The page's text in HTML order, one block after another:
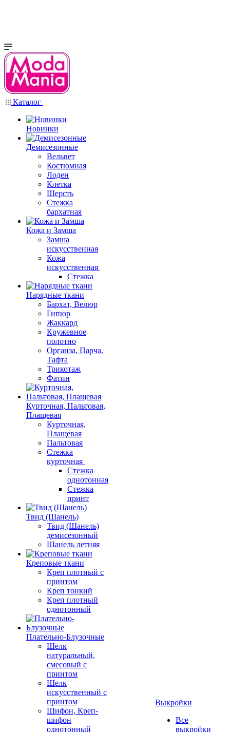
Каталог
Новинки
Демисезонные
Вельвет
Костюмная
Лоден
Клетка
Шерсть
Стежка
бархатная
Кожа и Замша
Замша
искусственная
Кожа
искусственная
Стежка
Нарядные ткани
Бархат, Велюр
Гипюр
Жаккард
Кружевное
полотно
Органза, Парча,
Тафта
Трикотаж
Фатин
Курточная, Пальтовая,
Плащевая
Курточная,
Плащевая
Пальтовая
Стежка
курточная
Стежка
однотонная
Стежка
принт
Твид (Шанель)
Твид (Шанель)
демисезонный
Шанель летняя
Креповые ткани
Креп плотный с
принтом
Креп тонкий
Креп плотный
однотонный
Плательно-Блузочные
Шелк
натуральный,
смесовый с
принтом
Шелк
искусственный с
принтом
Шифон, Креп-
шифон
однотонный
Выкройки
Все
выкройки